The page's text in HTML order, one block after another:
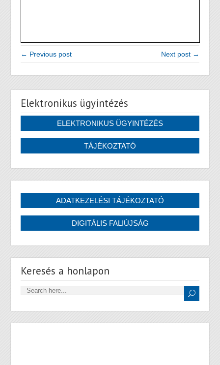
← Previous post Next post →
Elektronikus ügyintézés
Keresés a honlapon